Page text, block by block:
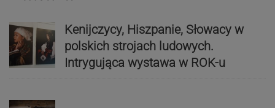
Kenijczycy, Hiszpanie, Słowacy w
polskich strojach ludowych.
Intrygująca wystawa w ROK-u